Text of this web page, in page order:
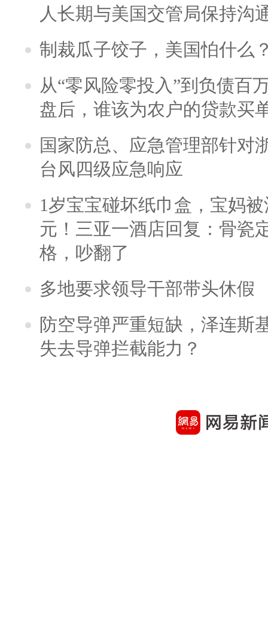
人长期与美国交管局保持沟
制裁瓜子饺子，美国怕什么
从“零风险零投入”到负债百
盘后，谁该为农户的贷款买
国家防总、应急管理部针对
台风四级应急响应
1岁宝宝碰坏纸巾盒，宝妈
元！三亚一酒店回复：骨瓷
格，吵翻了
多地要求领导干部带头休假
防空导弹严重短缺，泽连斯
失去导弹拦截能力？